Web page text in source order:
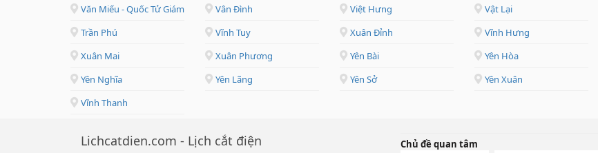
Văn Miếu - Quốc Tử Giám
Vân Đình Việt Hưng
Vật Lại
Trần Phú
Vĩnh Tuy Xuân Đỉnh
Vĩnh Hưng
Xuân Mai
Xuân Phương Yên Bài
Yên Hòa
Yên Nghĩa
Yên Lãng Yên Sở
Yên Xuân
Vĩnh Thanh
Lichcatdien.com - Lịch cắt điện
Chủ đề quan tâm